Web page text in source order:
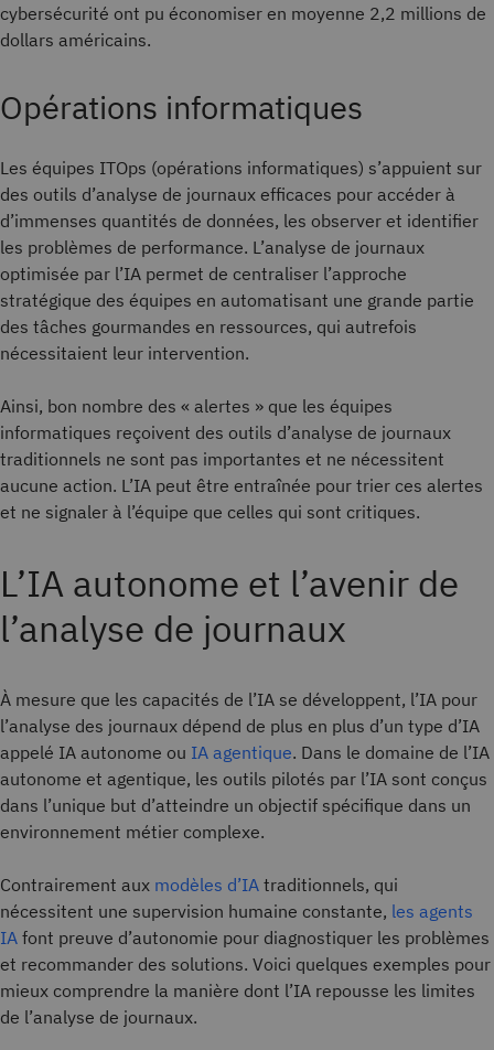
cybersécurité ont pu économiser en moyenne 2,2 millions de
dollars américains.
Opérations informatiques
Les équipes ITOps (opérations informatiques) s’appuient sur
des outils d’analyse de journaux efficaces pour accéder à
d’immenses quantités de données, les observer et identifier
les problèmes de performance. L’analyse de journaux
optimisée par l’IA permet de centraliser l’approche
stratégique des équipes en automatisant une grande partie
des tâches gourmandes en ressources, qui autrefois
nécessitaient leur intervention.
Ainsi, bon nombre des « alertes » que les équipes
informatiques reçoivent des outils d’analyse de journaux
traditionnels ne sont pas importantes et ne nécessitent
aucune action. L’IA peut être entraînée pour trier ces alertes
et ne signaler à l’équipe que celles qui sont critiques.
L’IA autonome et l’avenir de
l’analyse de journaux
À mesure que les capacités de l’IA se développent, l’IA pour
l’analyse des journaux dépend de plus en plus d’un type d’IA
appelé IA autonome ou IA agentique. Dans le domaine de l’IA
autonome et agentique, les outils pilotés par l’IA sont conçus
dans l’unique but d’atteindre un objectif spécifique dans un
environnement métier complexe.
Contrairement aux modèles d’IA traditionnels, qui
nécessitent une supervision humaine constante, les agents
IA font preuve d’autonomie pour diagnostiquer les problèmes
et recommander des solutions. Voici quelques exemples pour
mieux comprendre la manière dont l’IA repousse les limites
de l’analyse de journaux.